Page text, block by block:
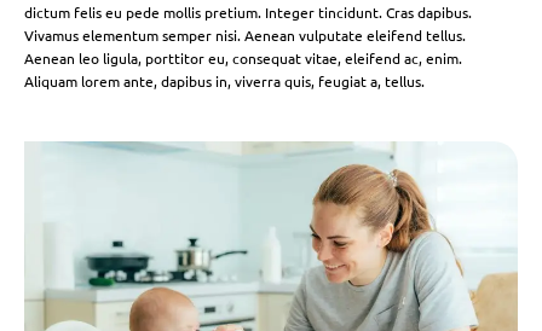
dictum felis eu pede mollis pretium. Integer tincidunt. Cras dapibus.
Vivamus elementum semper nisi. Aenean vulputate eleifend tellus.
Aenean leo ligula, porttitor eu, consequat vitae, eleifend ac, enim.
Aliquam lorem ante, dapibus in, viverra quis, feugiat a, tellus.